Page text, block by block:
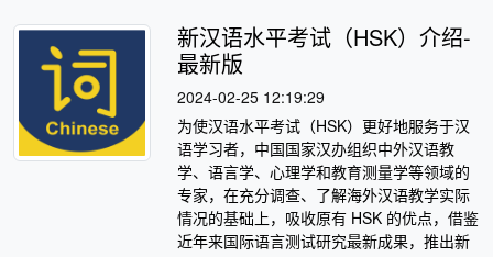
新汉语水平考试（HSK）介绍-
最新版
2024-02-25 12:19:29
为使汉语水平考试（HSK）更好地服务于汉
语学习者，中国国家汉办组织中外汉语教
学、语言学、心理学和教育测量学等领域的
专家，在充分调查、了解海外汉语教学实际
情况的基础上，吸收原有 HSK 的优点，借鉴
近年来国际语言测试研究最新成果，推出新